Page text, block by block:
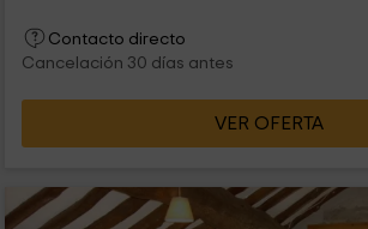
Contacto directo
Cancelación 30 días antes
VER OFERTA